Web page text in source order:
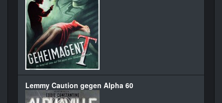
Lemmy Caution gegen Alpha 60